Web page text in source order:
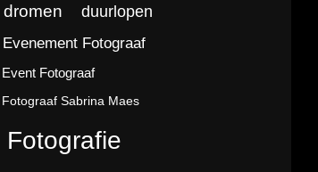
dromen duurlopen
Evenement Fotograaf
Event Fotograaf
Fotograaf Sabrina Maes
Fotografie